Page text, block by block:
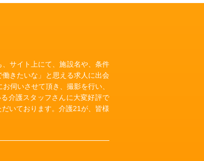
サイト上にて、施設名や、条件
きたいな」と思える求人に出会
伺いさせて頂き、撮影を行い、
介護スタッフさんに大変好評で
いております。介護21が、皆様